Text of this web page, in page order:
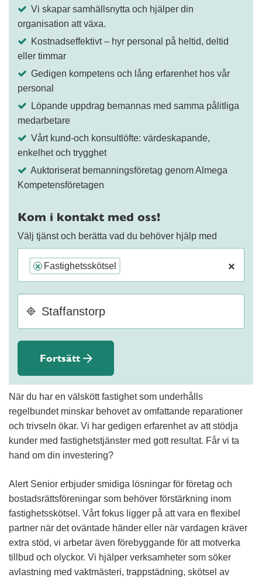
Vi skapar samhällsnytta och hjälper din
organisation att växa.
Kostnadseffektivt – hyr personal på heltid, deltid
eller timmar
Gedigen kompetens och lång erfarenhet hos vår
personal
Löpande uppdrag bemannas med samma pålitliga
medarbetare
Vårt kund-och konsultlöfte: värdeskapande,
enkelhet och trygghet
Auktoriserat bemanningsföretag genom Almega
Kompetensföretagen
Kom i kontakt med oss!
Välj tjänst och berätta vad du behöver hjälp med
×
× Fastighetsskötsel
Fortsätt
När du har en välskött fastighet som underhålls
regelbundet minskar behovet av omfattande reparationer
och trivseln ökar. Vi har gedigen erfarenhet av att stödja
kunder med fastighetstjänster med gott resultat. Får vi ta
hand om din investering?
Alert Senior erbjuder smidiga lösningar för företag och
bostadsrättsföreningar som behöver förstärkning inom
fastighetsskötsel. Vårt fokus ligger på att vara en flexibel
partner när det oväntade händer eller när vardagen kräver
extra stöd, vi arbetar även förebyggande för att motverka
tillbud och olyckor. Vi hjälper verksamheter som söker
avlastning med vaktmästeri, trappstädning, skötsel av